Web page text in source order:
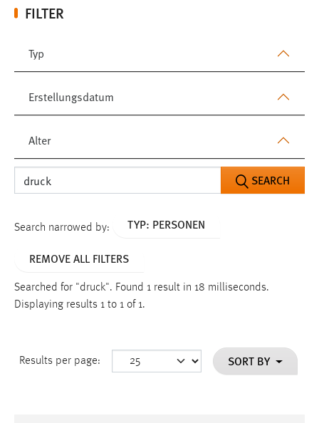
FILTER
Typ
Erstellungsdatum
Alter
SEARCH
Search narrowed by: TYP: PERSONEN
REMOVE ALL FILTERS
Searched for "druck". Found 1 result in 18 milliseconds.
Displaying results 1 to 1 of 1.
Results per page: SORT BY